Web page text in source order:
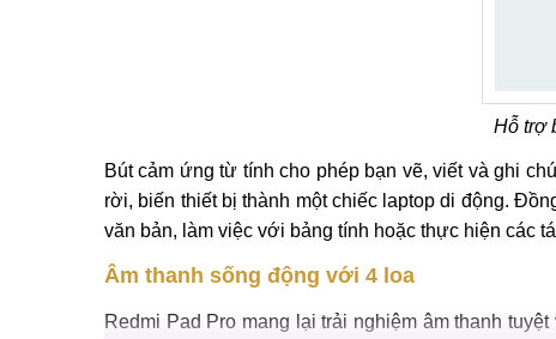
Hỗ trợ
Bút cảm ứng từ tính cho phép bạn vẽ, viết và ghi
rời, biến thiết bị thành một chiếc laptop di động.
văn bản, làm việc với bảng tính hoặc thực hiện các
Âm thanh sống động với 4 loa
Redmi Pad Pro mang lại trải nghiệm âm thanh